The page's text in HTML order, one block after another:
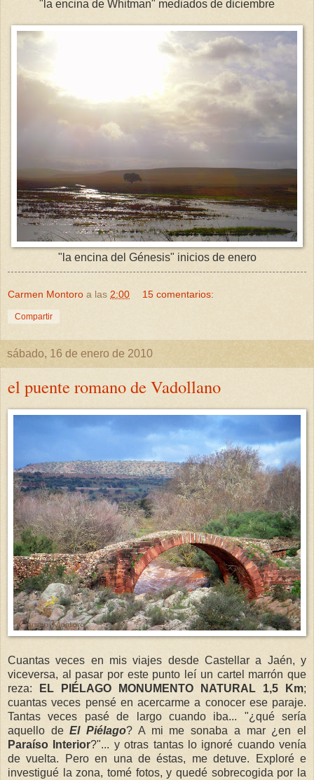
"la encina de Whitman" mediados de diciembre
"la encina del Génesis" inicios de enero
Carmen Montoro a las 2:00 15 comentarios:
Compartir
sábado, 16 de enero de 2010
el puente romano de Vadollano
Cuantas veces en mis viajes desde Castellar a Jaén, y
viceversa, al pasar por este punto leí un cartel marrón que
reza:
EL PIÉLAGO MONUMENTO NATURAL 1,5 Km;
cuantas veces pensé en acercarme a conocer ese paraje.
Tantas veces pasé de largo cuando iba... "¿qué sería
aquello deEl Piélago? A mi me sonaba a mar ¿en el
Paraíso Interior?"... y otras tantas lo ignoré cuando venía
de vuelta. Pero en una de éstas, me detuve. Exploré e
investigué la zona, tomé fotos, y quedé sobrecogida por la